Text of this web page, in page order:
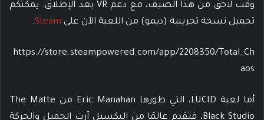
وقت لاحق من هذا الصيف، مع دعم VR بعد الإطلاق. يمكنكم
تحميل نسخة تجريبية (ديمو) من اللعبة الآن على Steam
.
https://store.steampowered.com/app/2208350/Total_Ch
aos
أما لعبة LUCID، التي طورها Eric Manahan من The Matte
Black Studio، فتقدم عالمًا من البكسيل آرت الجميل والحركة